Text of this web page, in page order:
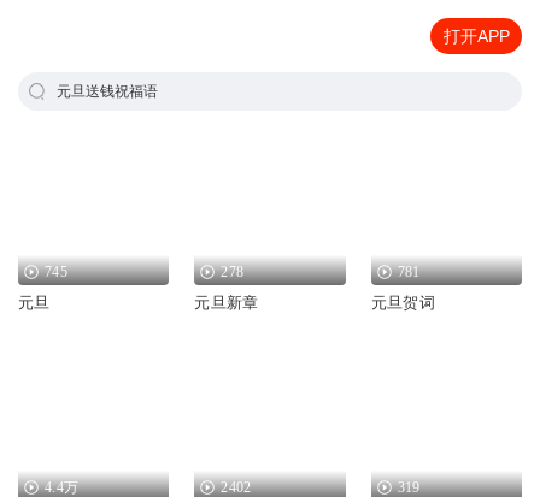
打开APP
元旦送钱祝福语
745
元旦
278
元旦新章
781
元旦贺词
4.4万 2402 319